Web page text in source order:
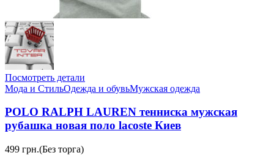
Посмотреть детали
Мода и СтильОдежда и обувьМужская одежда
POLO RALPH LAUREN тенниска мужская
рубашка новая поло lacoste Киев
499 грн.(Без торга)